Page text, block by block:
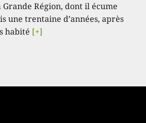
Région, dont il écume
une trentaine d’années, après
habité [+]